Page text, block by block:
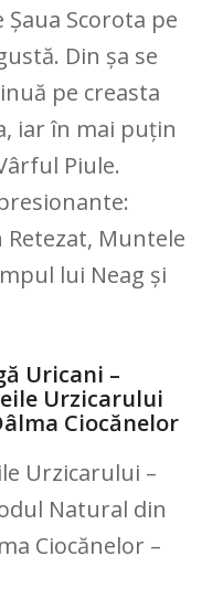
Scorota pe
Din șa se
pe creasta
iar în mai puțin
Piule.
Muntele
lui Neag și
Uricani –
Urzicarului
Ciocănelor
Urzicarului –
Natural din
Ciocănelor –